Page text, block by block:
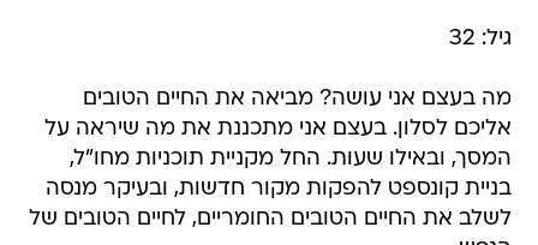
גיל: 32
מה בעצם אני עושה? מביאה את החיים הטובים
אליכם לסלון. בעצם אני מתכננת את מה שיראה על
המסך, ובאילו שעות. החל מקניית תוכניות מחו"ל,
בניית קונספט להפקות מקור חדשות, ובעיקר מנסה
לשלב את החיים הטובים החומריים, לחיים הטובים של